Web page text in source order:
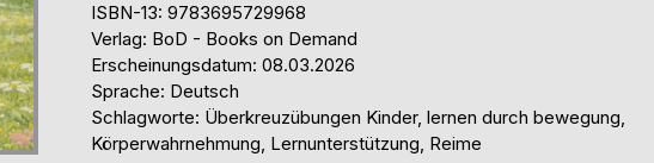
ISBN-13: 9783695729968
Verlag: BoD - Books on Demand
Erscheinungsdatum: 08.03.2026
Sprache: Deutsch
Schlagworte: Überkreuzübungen Kinder, lernen durch bewegung,
Körperwahrnehmung, Lernunterstützung, Reime